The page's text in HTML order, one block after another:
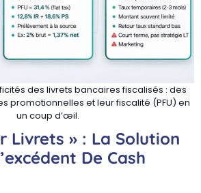
des livrets bancaires fiscalisés : des
promotionnelles et leur fiscalité (PFU) en
un coup d’œil.
Livrets » : La Solution
De Cash